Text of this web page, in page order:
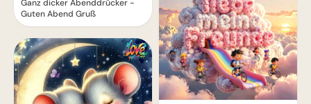
Ganz dicker Abenddrücker -
Guten Abend Gruß